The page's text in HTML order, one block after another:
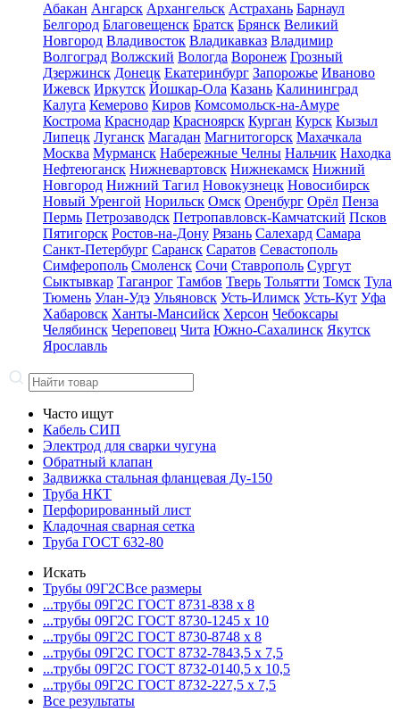
Абакан Ангарск Архангельск Астрахань Барнаул
Белгород Благовещенск Братск Брянск Великий
Новгород Владивосток Владикавказ Владимир
Волгоград Волжский Вологда Воронеж Грозный
Дзержинск Донецк Екатеринбург Запорожье Иваново
Ижевск Иркутск Йошкар-Ола Казань Калининград
Калуга Кемерово Киров Комсомольск-на-Амуре
Кострома Краснодар Красноярск Курган Курск Кызыл
Липецк Луганск Магадан Магнитогорск Махачкала
Москва Мурманск Набережные Челны Нальчик Находка
Нефтеюганск Нижневартовск Нижнекамск Нижний
Новгород Нижний Тагил Новокузнецк Новосибирск
Новый Уренгой Норильск Омск Оренбург Орёл Пенза
Пермь Петрозаводск Петропавловск-Камчатский Псков
Пятигорск Ростов-на-Дону Рязань Салехард Самара
Санкт-Петербург Саранск Саратов Севастополь
Симферополь Смоленск Сочи Ставрополь Сургут
Сыктывкар Таганрог Тамбов Тверь Тольятти Томск Тула
Тюмень Улан-Удэ Ульяновск Усть-Илимск Усть-Кут Уфа
Хабаровск Ханты-Мансийск Херсон Чебоксары
Челябинск Череповец Чита Южно-Сахалинск Якутск
Ярославль
Часто ищут
Кабель СИП
Электрод для сварки чугуна
Обратный клапан
Задвижка стальная фланцевая Ду-150
Труба НКТ
Перфорированный лист
Кладочная сварная сетка
Труба ГОСТ 632-80
Искать
Трубы 09Г2СВсе размеры
...трубы 09Г2С ГОСТ 8731-838 x 8
...трубы 09Г2С ГОСТ 8730-1245 x 10
...трубы 09Г2С ГОСТ 8730-8748 x 8
...трубы 09Г2С ГОСТ 8732-7843,5 x 7,5
...трубы 09Г2С ГОСТ 8732-0140,5 x 10,5
...трубы 09Г2С ГОСТ 8732-227,5 x 7,5
Все результаты